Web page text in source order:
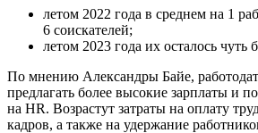
летом 2022 года в среднем на 1
6 соискателей;
летом 2023 года их осталось чуть
По мнению Александры Байе,
предлагать более высокие зарплаты и
на HR. Возрастут затраты на оплату
кадров, а также на удержание